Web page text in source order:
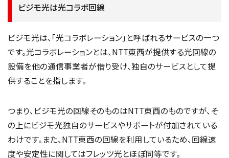
ビジモ光は光コラボ回線
ビジモ光は、「光コラボレーション」と呼ばれるサービスの一つ
です。光コラボレーションとは、NTT東西が提供する光回線の
設備を他の通信事業者が借り受け、独自のサービスとして提
供することを指します。
つまり、ビジモ光の回線そのものはNTT東西のものですが、そ
の上にビジモ光独自のサービスやサポートが付加されている
わけです。また、NTT東西の回線を利用しているため、回線速
度や安定性に関してはフレッツ光とほぼ同等です。